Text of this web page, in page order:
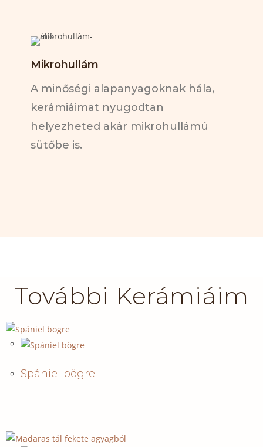
Mikrohullám
A minőségi alapanyagoknak hála,
kerámiáimat nyugodtan
helyezheted akár mikrohullámú
sütőbe is.
További Kerámiáim
Spániel bögre